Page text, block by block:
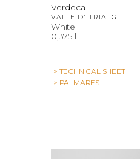
Verdeca
VALLE D'ITRIA IGT
White
0,375 l
> TECHNICAL SHEET
> PALMARES